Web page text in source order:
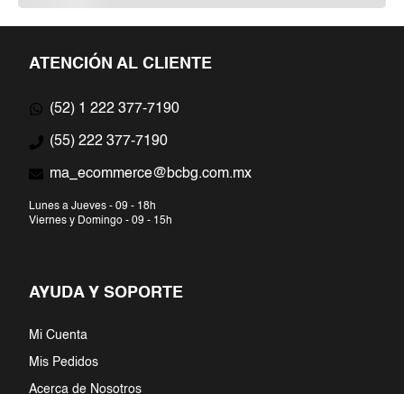
ATENCIÓN AL CLIENTE
(52) 1 222 377-7190
(55) 222 377-7190
ma_ecommerce@bcbg.com.mx
Lunes a Jueves - 09 - 18h
Viernes y Domingo - 09 - 15h
AYUDA Y SOPORTE
Mi Cuenta
Mis Pedidos
Acerca de Nosotros